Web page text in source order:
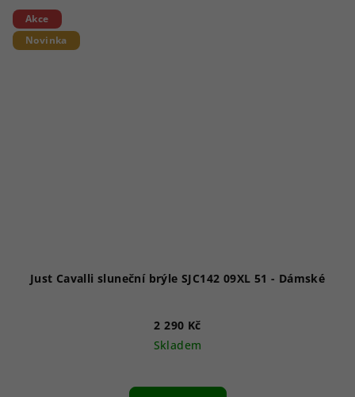
Akce
Novinka
Just Cavalli sluneční brýle SJC142 09XL 51 - Dámské
2 290 Kč
Skladem